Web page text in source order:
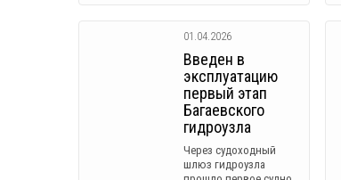
01.04.2026
Введен в
эксплуатацию
первый этап
Багаевского
гидроузла
Через судоходный
шлюз гидроузла